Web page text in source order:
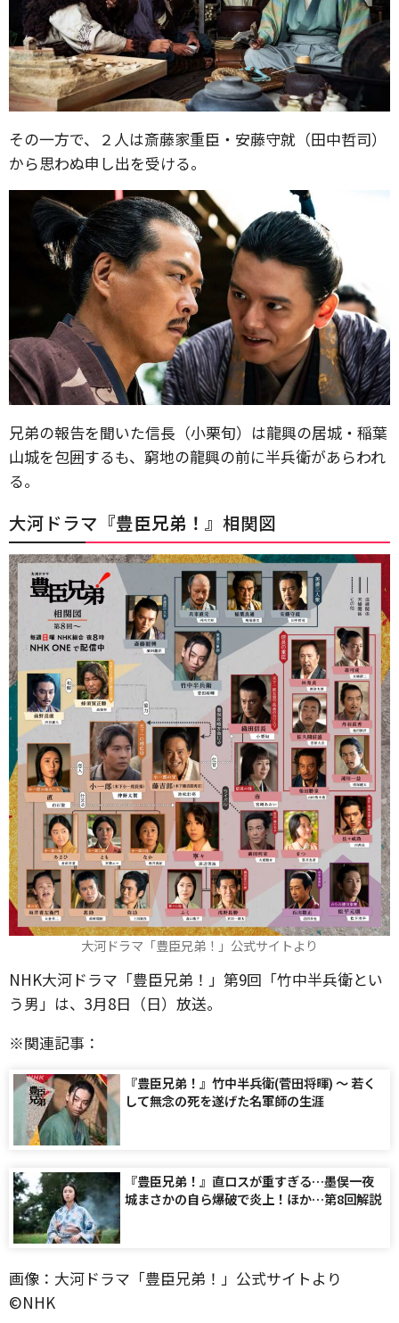
その一方で、２人は斎藤家重臣・安藤守就（田中哲司）
から思わぬ申し出を受ける。
兄弟の報告を聞いた信長（小栗旬）は龍興の居城・稲葉
山城を包囲するも、窮地の龍興の前に半兵衛があらわれ
る。
大河ドラマ『豊臣兄弟！ 』相関図
大河ドラマ「豊臣兄弟！」公式サイトより
NHK大河ドラマ「豊臣兄弟！」第9回「竹中半兵衛とい
う男」は、3月8日（日）放送。
※関連記事：
『豊臣兄弟！』竹中半兵衛(菅田将暉) 〜 若く
して無念の死を遂げた名軍師の生涯
『豊臣兄弟！』直ロスが重すぎる…墨俣一夜
城まさかの自ら爆破で炎上！ほか…第8回解説
画像：大河ドラマ「豊臣兄弟！」公式サイトより
©️NHK